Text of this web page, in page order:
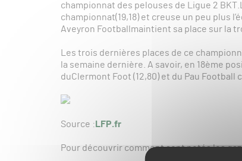
championnat des pelouses de Ligue 2
championnat(19,18) et creuse un peu plus
Aveyron Footballmaintient sa place sur la
Les trois dernières places de ce
la semaine dernière. A savoir, en 18ème
duClermont Foot (12,80) et du Pau Football
Source : LFP.fr
Pour découvrir comment sont notés les